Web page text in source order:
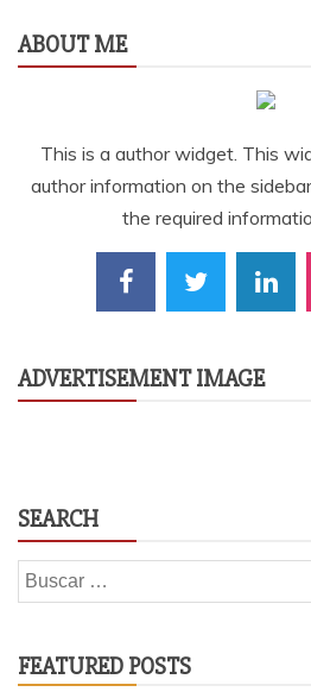
ABOUT ME
This is a author widget. This
author information on the
the required
ADVERTISEMENT IMAGE
SEARCH
Buscar:
FEATURED POSTS